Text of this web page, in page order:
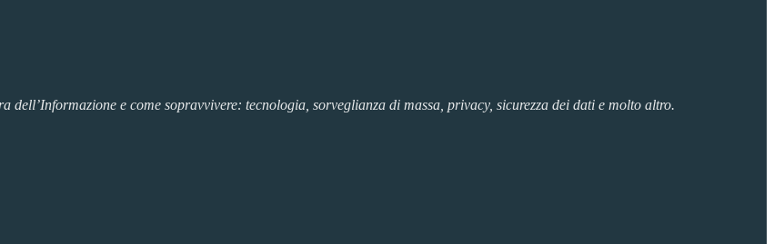
e come sopravvivere: tecnologia, sorveglianza di massa, privacy, sicurezza dei dati e molto altro.